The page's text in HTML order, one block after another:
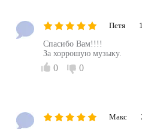
Петя
Спасибо Вам!!!!
За хоррошую музыку.
0 0
Макс